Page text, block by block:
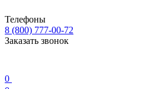
Телефоны
8 (800) 777-00-72
Заказать звонок
0